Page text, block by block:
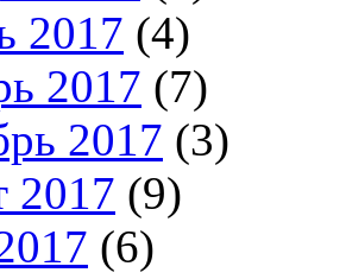
2017 (4)
2017 (7)
2017 (3)
2017 (9)
(6)